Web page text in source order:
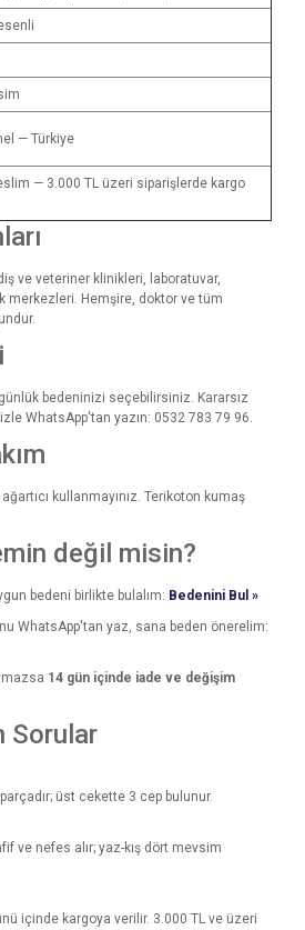
— Türkiye
— 3.000 TL üzeri siparişlerde kargo
ve veteriner klinikleri, laboratuvar,
merkezleri. Hemşire, doktor ve tüm
bedeninizi seçebilirsiniz. Kararsız
WhatsApp'tan yazın: 0532 783 79 96.
kullanmayınız. Terikoton kumaş
değil misin?
bedeni birlikte bulalım: Bedenini Bul »
WhatsApp'tan yaz, sana beden önerelim:
14 gün içinde iade ve değişim
Sorular
üst cekette 3 cep bulunur.
ve nefes alır; yaz-kış dört mevsim
içinde kargoya verilir. 3.000 TL ve üzeri